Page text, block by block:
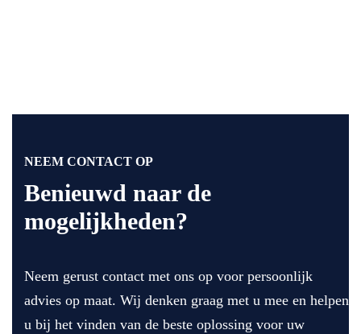
NEEM CONTACT OP
Benieuwd naar de
mogelijkheden?
Neem gerust contact met ons op voor persoonlijk
advies op maat. Wij denken graag met u mee en helpen
u bij het vinden van de beste oplossing voor uw